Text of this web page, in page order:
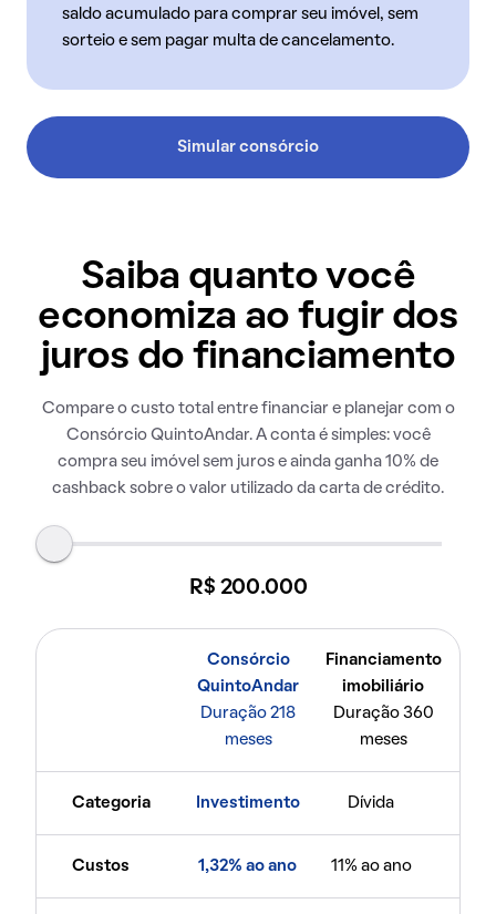
saldo acumulado para comprar seu imóvel, sem
sorteio e sem pagar multa de cancelamento.
Simular consórcio
Saiba quanto você
economiza ao fugir dos
juros do financiamento
Compare o custo total entre financiar e planejar com o
Consórcio QuintoAndar. A conta é simples: você
compra seu imóvel sem juros e ainda ganha 10% de
cashback sobre o valor utilizado da carta de crédito.
R$ 200.000
Consórcio
QuintoAndar
Duração 218
meses
Financiamento
imobiliário
Duração 360
meses
Categoria Investimento Dívida
Custos 1,32% ao ano 11% ao ano